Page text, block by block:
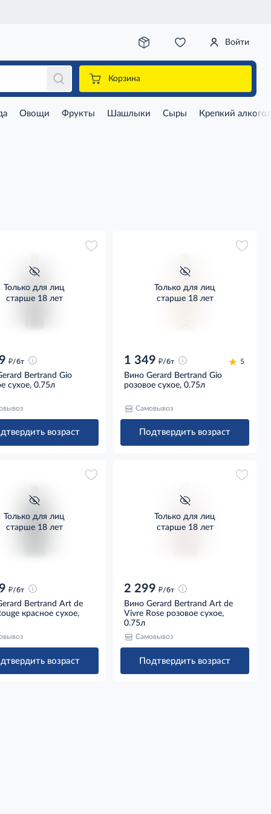
Войти
Корзина
Овощи Фрукты Шашлыки Сыры Крепкий
Только для лиц
старше 18 лет
д/бт
Bertrand Gio
сухое, 0.75л
возраст
Только для лиц
старше 18 лет
1 349 д/бт 5
Вино Gerard Bertrand Gio
розовое сухое, 0.75л
Самовывоз
Подтвердить возраст
Только для лиц
старше 18 лет
д/бт
Bertrand Art de
красное сухое,
возраст
Только для лиц
старше 18 лет
2 299 д/бт
Вино Gerard Bertrand Art de
Vivre Rose розовое сухое,
0.75л
Самовывоз
Подтвердить возраст